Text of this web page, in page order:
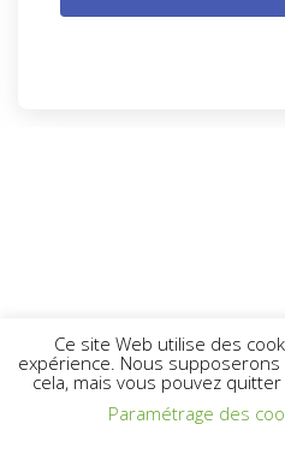
Ce site Web utilise des
expérience. Nous
cela, mais vous pouvez
Paramétrage des